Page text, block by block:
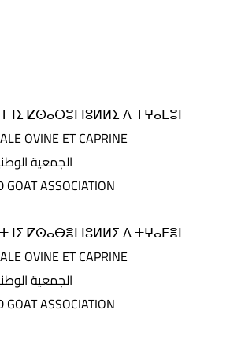
ⵏⵉ ⵇⵙⴰⴱⴻⵏ ⵏⵓⵍⵍⵉ ⴷ ⵜⵖⴰⴹⴻⵏ
OVINE ET CAPRINE
الجمعية
ASSOCIATION
ⵏⵉ ⵇⵙⴰⴱⴻⵏ ⵏⵓⵍⵍⵉ ⴷ ⵜⵖⴰⴹⴻⵏ
OVINE ET CAPRINE
الجمعية
ASSOCIATION